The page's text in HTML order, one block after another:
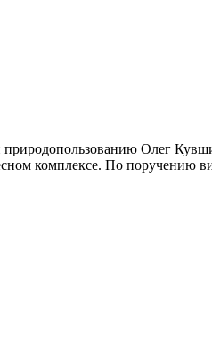
природопользованию Олег
комплексе. По поручению